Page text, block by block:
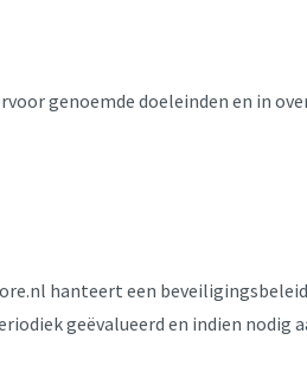
genoemde doeleinden en in
hanteert een
geëvalueerd en indien nodig